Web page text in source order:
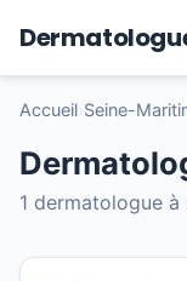
Accueil Seine-
1 dermatologue